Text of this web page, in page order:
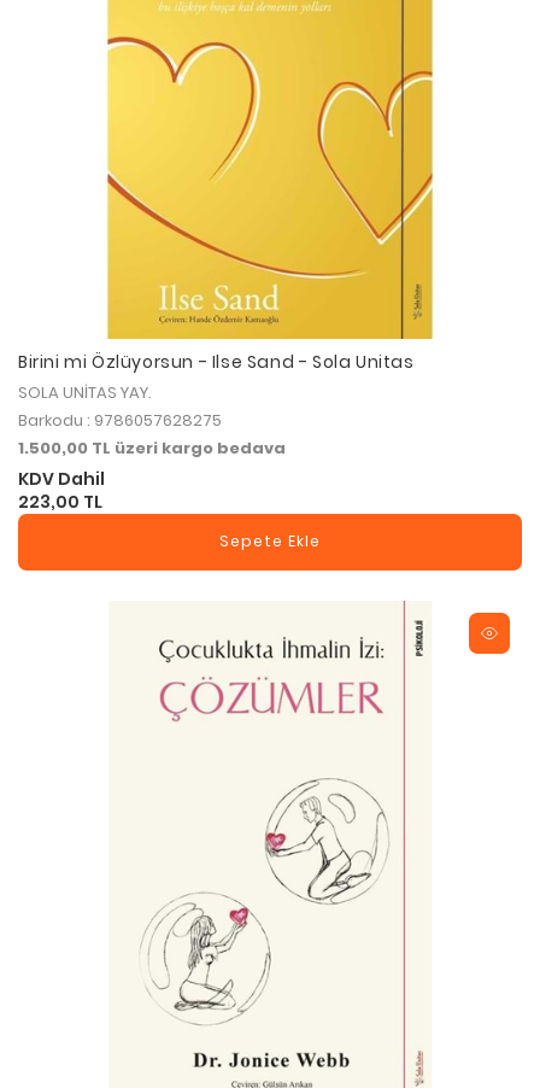
Birini mi Özlüyorsun - Ilse Sand - Sola Unitas
SOLA UNİTAS YAY.
Barkodu : 9786057628275
1.500,00 TL üzeri kargo bedava
KDV Dahil
223,00 TL
Sepete Ekle